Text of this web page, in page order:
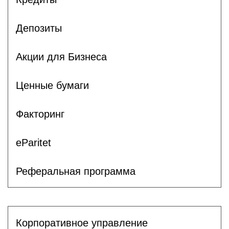
Депозиты
Акции для Бизнеса
Ценные бумаги
Факторинг
eParitet
Реферальная программа
Корпоративное управление